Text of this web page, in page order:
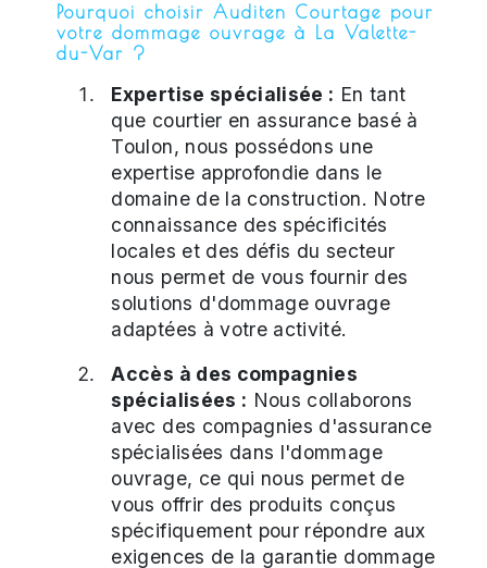
Pourquoi choisir Auditen Courtage pour
votre dommage ouvrage à La Valette-
du-Var ?
Expertise spécialisée : En tant
que courtier en assurance basé à
Toulon, nous possédons une
expertise approfondie dans le
domaine de la construction. Notre
connaissance des spécificités
locales et des défis du secteur
nous permet de vous fournir des
solutions d'dommage ouvrage
adaptées à votre activité.
Accès à des compagnies
spécialisées : Nous collaborons
avec des compagnies d'assurance
spécialisées dans l'dommage
ouvrage, ce qui nous permet de
vous offrir des produits conçus
spécifiquement pour répondre aux
exigences de la garantie dommage